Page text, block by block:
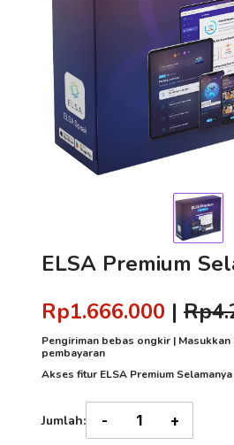
ELSA Premium
Rp1.666.000 |
Pengiriman bebas ongkir |
pembayaran
Akses fitur ELSA Premium
Jumlah: - +